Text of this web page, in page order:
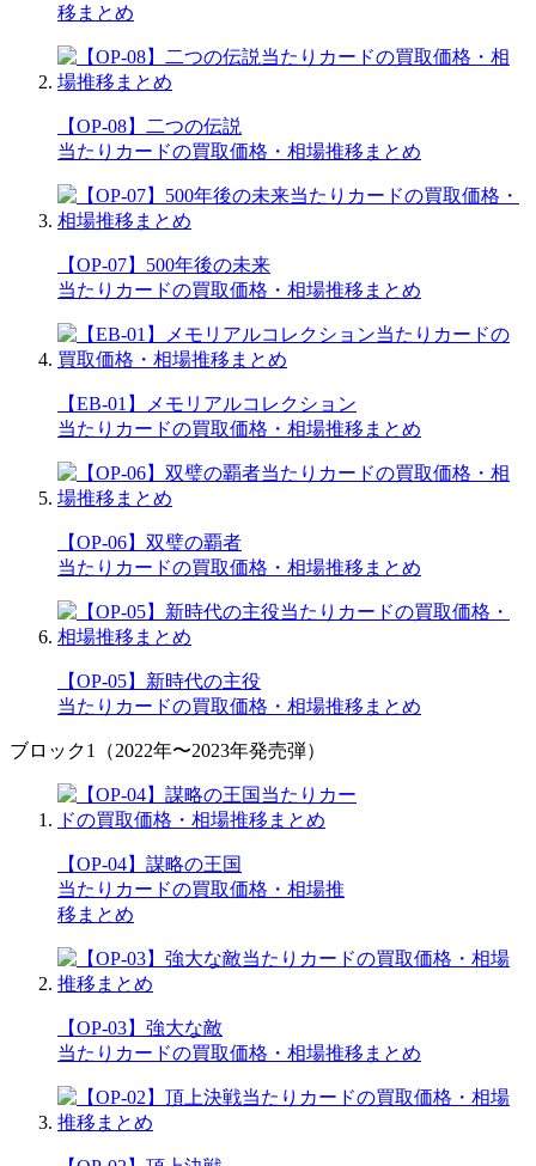
移まとめ
【OP-08】二つの伝説
当たりカードの買取価格・相場推移まとめ
【OP-07】500年後の未来
当たりカードの買取価格・相場推移まとめ
【EB-01】メモリアルコレクション
当たりカードの買取価格・相場推移まとめ
【OP-06】双璧の覇者
当たりカードの買取価格・相場推移まとめ
【OP-05】新時代の主役
当たりカードの買取価格・相場推移まとめ
ブロック1（2022年〜2023年発売弾）
【OP-04】謀略の王国
当たりカードの買取価格・相場推
移まとめ
【OP-03】強大な敵
当たりカードの買取価格・相場推移まとめ